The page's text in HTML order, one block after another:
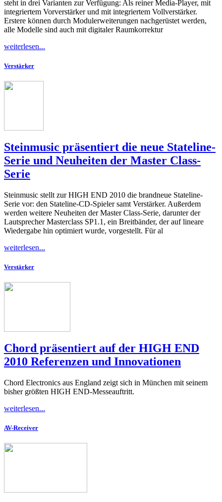
steht in drei Varianten zur Verfügung: Als reiner Media-Player, mit
integriertem Vorverstärker und mit integriertem Vollverstärker.
Erstere können durch Modulerweiterungen nachgerüstet werden,
alle Modelle sind auch mit digitaler Raumkorrektur
weiterlesen...
Verstärker
Steinmusic präsentiert die neue Stateline-
Serie und Neuheiten der Master Class-
Serie
Steinmusic stellt zur HIGH END 2010 die brandneue Stateline-
Serie vor: den Stateline-CD-Spieler samt Verstärker. Außerdem
werden weitere Neuheiten der Master Class-Serie, darunter der
Lautsprecher Masterclass SP1.1, ein Breitbänder, der auf lineare
Wiedergabe hin optimiert wurde, vorgestellt. Für al
weiterlesen...
Verstärker
Chord präsentiert auf der HIGH END
2010 Referenzen und Innovationen
Chord Electronics aus England zeigt sich in München mit seinem
bisher größten HIGH END-Messeauftritt.
weiterlesen...
AV-Receiver